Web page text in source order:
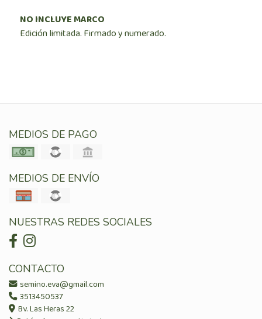
NO INCLUYE MARCO
Edición limitada. Firmado y numerado.
MEDIOS DE PAGO
MEDIOS DE ENVÍO
NUESTRAS REDES SOCIALES
CONTACTO
semino.eva@gmail.com
3513450537
Bv. Las Heras 22